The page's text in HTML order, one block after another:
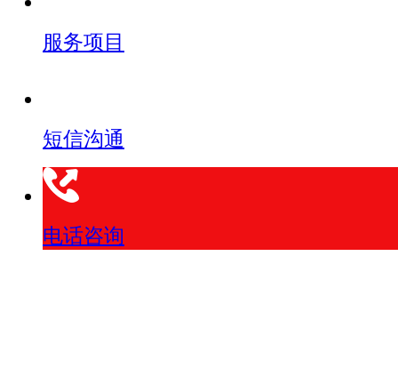
服务项目
短信沟通
电话咨询